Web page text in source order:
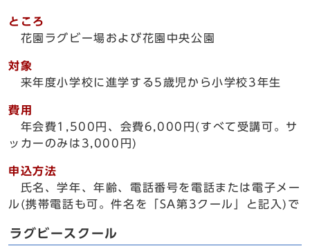
ところ
花園ラグビー場および花園中央公園
対象
来年度小学校に進学する5歳児から小学校3年生
費用
年会費1,500円、会費6,000円(すべて受講可。サ
ッカーのみは3,000円)
申込方法
氏名、学年、年齢、電話番号を電話または電子メー
ル(携帯電話も可。件名を「SA第3クール」と記入)で
ラグビースクール